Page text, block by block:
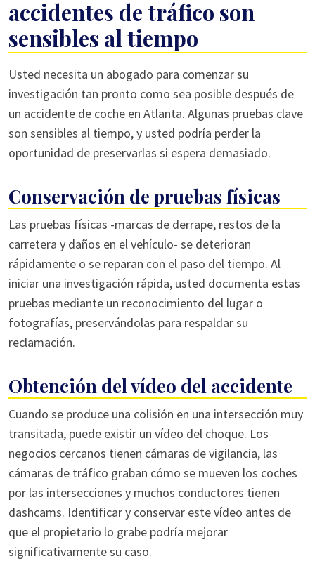
accidentes de tráfico son
sensibles al tiempo
Usted necesita un abogado para comenzar su
investigación tan pronto como sea posible después de
un accidente de coche en Atlanta. Algunas pruebas clave
son sensibles al tiempo, y usted podría perder la
oportunidad de preservarlas si espera demasiado.
Conservación de pruebas físicas
Las pruebas físicas -marcas de derrape, restos de la
carretera y daños en el vehículo- se deterioran
rápidamente o se reparan con el paso del tiempo. Al
iniciar una investigación rápida, usted documenta estas
pruebas mediante un reconocimiento del lugar o
fotografías, preservándolas para respaldar su
reclamación.
Obtención del vídeo del accidente
Cuando se produce una colisión en una intersección muy
transitada, puede existir un vídeo del choque. Los
negocios cercanos tienen cámaras de vigilancia, las
cámaras de tráfico graban cómo se mueven los coches
por las intersecciones y muchos conductores tienen
dashcams. Identificar y conservar este vídeo antes de
que el propietario lo grabe podría mejorar
significativamente su caso.